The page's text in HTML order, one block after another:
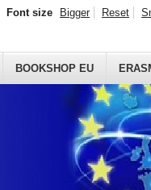
BOOKSHOP EU
Font size Bigger Reset